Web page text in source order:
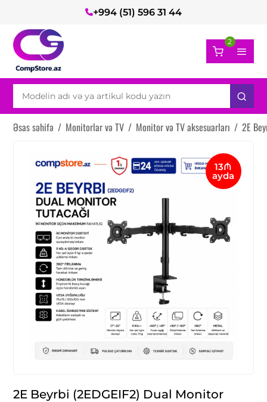
+994 (51) 596 31 44
2
Əsas səhifə / Monitorlar və TV / Monitor və TV aksesuarları / 2E
13₼
ayda
2E Beyrbi (2EDGEIF2) Dual Monitor